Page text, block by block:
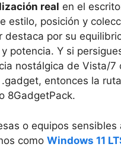
real en el
estilo, posición y
destaca por su
potencia. Y si
nostálgica de Vista/7
entonces la
8GadgetPack.
o equipos
como Windows 11